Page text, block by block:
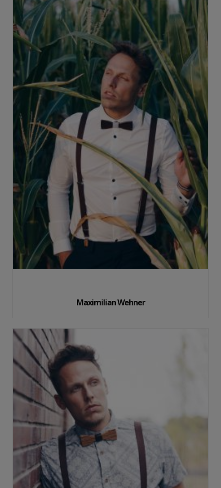
Maximilian Wehner